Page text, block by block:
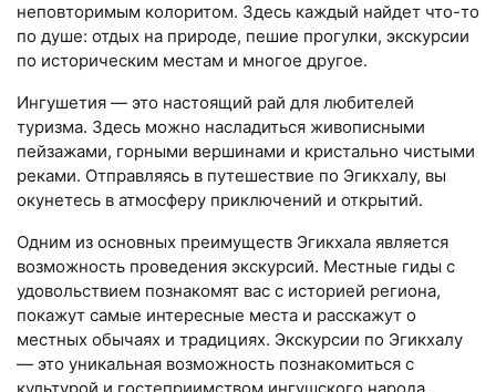
неповторимым колоритом. Здесь каждый найдет что-то
по душе: отдых на природе, пешие прогулки, экскурсии
по историческим местам и многое другое.
Ингушетия — это настоящий рай для любителей
туризма. Здесь можно насладиться живописными
пейзажами, горными вершинами и кристально чистыми
реками. Отправляясь в путешествие по Эгикхалу, вы
окунетесь в атмосферу приключений и открытий.
Одним из основных преимуществ Эгикхала является
возможность проведения экскурсий. Местные гиды с
удовольствием познакомят вас с историей региона,
покажут самые интересные места и расскажут о
местных обычаях и традициях. Экскурсии по Эгикхалу
— это уникальная возможность познакомиться с